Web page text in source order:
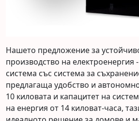
Нашето предложение за
производство на електроенергия
система със система за
предлагаща удобство и
10 киловата и капацитет на
на енергия от 14 киловат-часа,